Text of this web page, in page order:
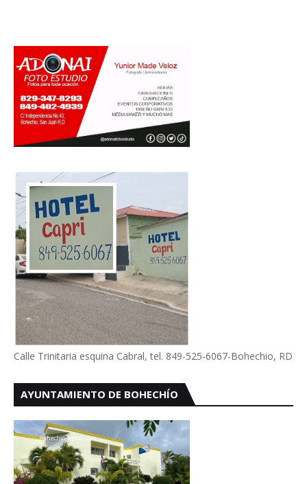
Calle Trinitaria esquina Cabral, tel. 849-525-6067-Bohechio, RD
AYUNTAMIENTO DE BOHECHÍO